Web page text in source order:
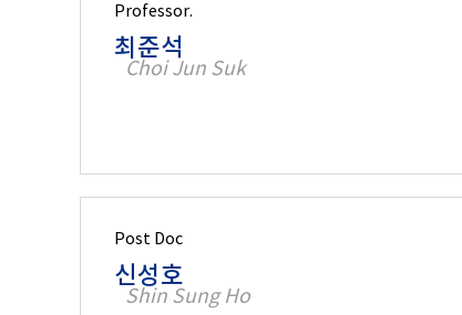
Professor.
최준석
Choi Jun Suk
Post Doc
신성호
Shin Sung Ho